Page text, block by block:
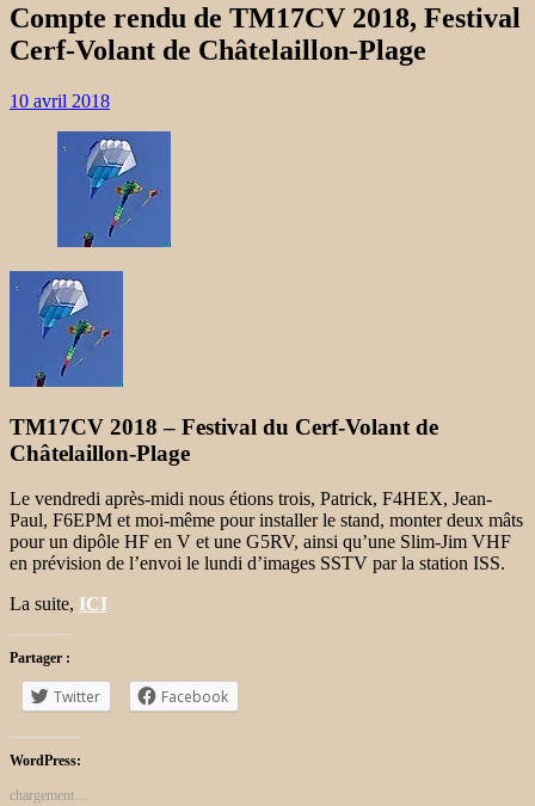
Compte rendu de TM17CV 2018, Festival
Cerf-Volant de Châtelaillon-Plage
10 avril 2018
TM17CV 2018 – Festival du Cerf-Volant de
Châtelaillon-Plage
Le vendredi après-midi nous étions trois, Patrick, F4HEX, Jean-
Paul, F6EPM et moi-même pour installer le stand, monter deux mâts
pour un dipôle HF en V et une G5RV, ainsi qu’une Slim-Jim VHF
en prévision de l’envoi le lundi d’images SSTV par la station ISS.
La suite, ICI
Partager :
Twitter Facebook
WordPress:
chargement…